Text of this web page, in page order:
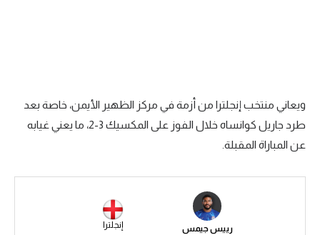
سعودي في الجول
الدوري الإنجليزي
ويعاني منتخب إنجلترا من أزمة في مركز الظهير الأيمن، خاصة بعد
طرد جاريل كوانساه خلال الفوز على المكسيك 3-2، ما يعني غيابه
عن المباراة المقبلة.
رييس جيمس إنجلترا